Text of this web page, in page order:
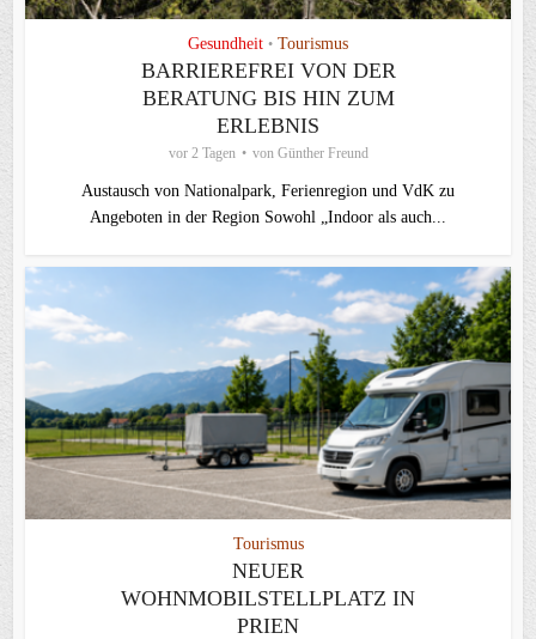
Gesundheit • Tourismus
BARRIEREFREI VON DER
BERATUNG BIS HIN ZUM
ERLEBNIS
vor 2 Tagen von Günther Freund
Austausch von Nationalpark, Ferienregion und VdK zu
Angeboten in der Region Sowohl „Indoor als auch...
Tourismus
NEUER
WOHNMOBILSTELLPLATZ IN
PRIEN